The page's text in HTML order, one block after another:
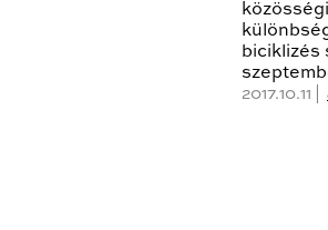
biciklizés
2017.10.11 |